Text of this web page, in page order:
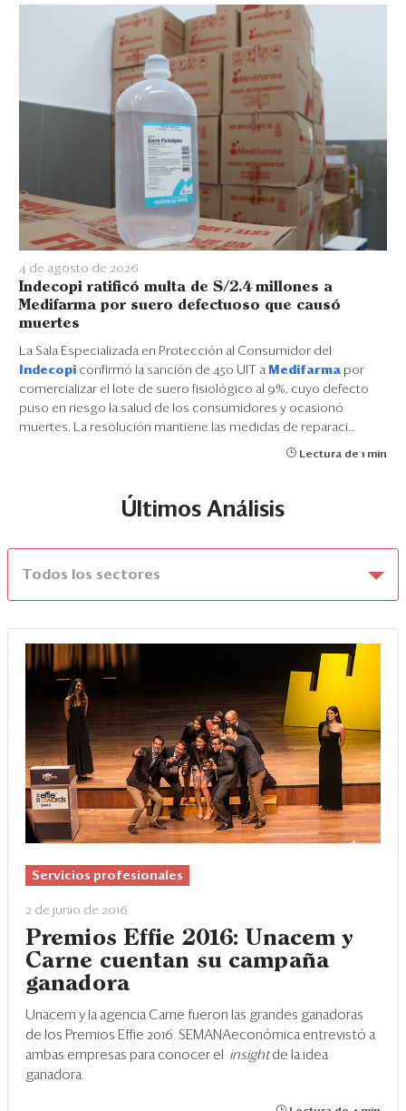
4 de agosto de 2026
Indecopi ratificó multa de S/2.4 millones a
Medifarma por suero defectuoso que causó
muertes
La Sala Especializada en Protección al Consumidor del
Indecopi confirmó la sanción de 450 UIT a Medifarma por
comercializar el lote de suero fisiológico al 9%, cuyo defecto
puso en riesgo la salud de los consumidores y ocasionó
muertes. La resolución mantiene las medidas de reparaci...
Lectura de 1 min
Últimos Análisis
Todos los sectores
Servicios profesionales
2 de junio de 2016
Premios Effie 2016: Unacem y
Carne cuentan su campaña
ganadora
Unacem y la agencia Carne fueron las grandes ganadoras
de los Premios Effie 2016. SEMANAeconómica entrevistó a
ambas empresas para conocer el insightde la idea
ganadora.